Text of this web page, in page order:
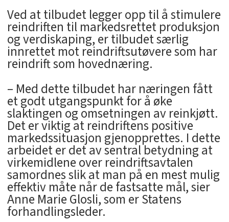
Ved at tilbudet legger opp til å stimulere
reindriften til markedsrettet produksjon
og verdiskaping, er tilbudet særlig
innrettet mot reindriftsutøvere som har
reindrift som hovednæring.
– Med dette tilbudet har næringen fått
et godt utgangspunkt for å øke
slaktingen og omsetningen av reinkjøtt.
Det er viktig at reindriftens positive
markedssituasjon gjenopprettes. I dette
arbeidet er det av sentral betydning at
virkemidlene over reindriftsavtalen
samordnes slik at man på en mest mulig
effektiv måte når de fastsatte mål, sier
Anne Marie Glosli, som er Statens
forhandlingsleder.